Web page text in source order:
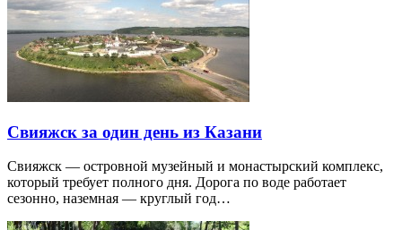
Свияжск за один день из Казани
Свияжск — островной музейный и монастырский комплекс,
который требует полного дня. Дорога по воде работает
сезонно, наземная — круглый год…